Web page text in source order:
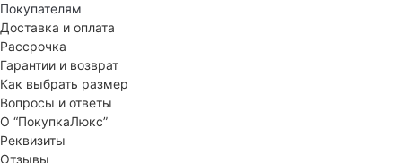
Покупателям
Доставка и оплата
Рассрочка
Гарантии и возврат
Как выбрать размер
Вопросы и ответы
О “ПокупкаЛюкс”
Реквизиты
Отзывы